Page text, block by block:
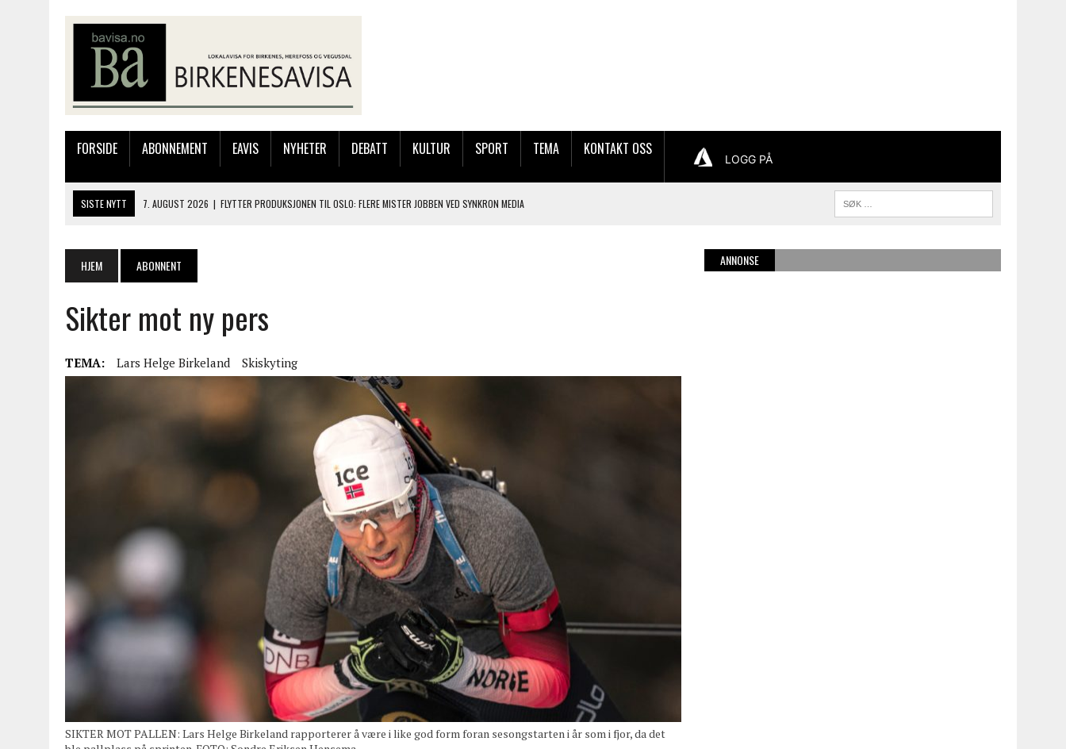
FORSIDE ABONNEMENT EAVIS NYHETER DEBATT KULTUR SPORT TEMA KONTAKT OSS
LOGG PÅ
SISTE NYTT 7. AUGUST 2026 | FLYTTER PRODUKSJONEN TIL OSLO: FLERE MISTER JOBBEN VED SYNKRON MEDIA
6. AUGUST 2026 | SOMMERÅPENT MED NY FRISØRUTSTILLING
8. AUGUST 2026
ELIAS HAR REGELRETT HERJA PÅ BLINKFESTIVALEN
HJEM ABONNENT
Sikter mot ny pers
TEMA: Lars Helge Birkeland Skiskyting
SIKTER MOT PALLEN: Lars Helge Birkeland rapporterer å være i like god form foran sesongstarten i år som i fjor, da det
ANNONSE